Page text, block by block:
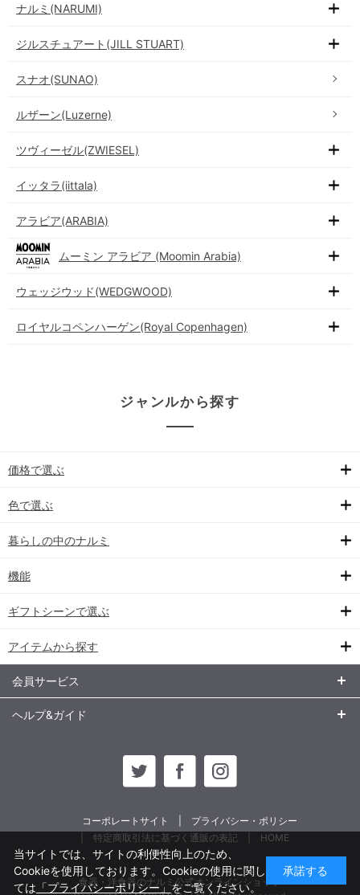
ナルミ(NARUMI)
ジルスチュアート(JILL STUART)
スナオ(SUNAO)
ルザーン(Luzerne)
ツヴィーゼル(ZWIESEL)
イッタラ(iittala)
アラビア(ARABIA)
ムーミン アラビア (Moomin Arabia)
ウェッジウッド(WEDGWOOD)
ロイヤルコペンハーゲン(Royal Copenhagen)
ジャンルから探す
価格で選ぶ
色で選ぶ
暮らしの中のナルミ
機能
ギフトシーンで選ぶ
アイテムから探す
会員サービス
ヘルプ&ガイド
コーポレートサイト
プライバシー・ポリシー
特定商取引法に基づく通販の表記
HOME
食器・洋食器のナルミ公式オンラインショップ
当サイトでは、サイトの利便性向上のため、
Cookieを使用しております。Cookieの使用に関し
ては 「プライバシーポリシー」をご覧ください。
承諾する